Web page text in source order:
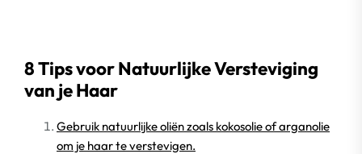
8 Tips voor Natuurlijke Versteviging
van je Haar
Gebruik natuurlijke oliën zoals kokosolie of arganolie
om je haar te verstevigen.